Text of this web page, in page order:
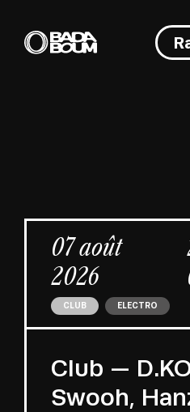
07 août
2026
CLUB ELECTRO
Club —
Swooh,